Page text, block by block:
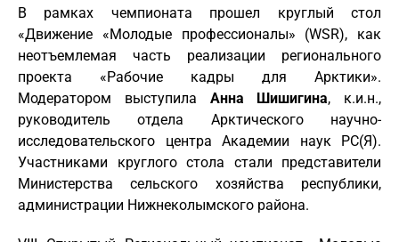
В рамках чемпионата прошел круглый стол
«Движение «Молодые профессионалы» (WSR), как
неотъемлемая часть реализации регионального
проекта «Рабочие кадры для Арктики».
Модератором выступила Анна Шишигина, к.и.н.,
руководитель отдела Арктического научно-
исследовательского центра Академии наук РС(Я).
Участниками круглого стола стали представители
Министерства сельского хозяйства республики,
администрации Нижнеколымского района.